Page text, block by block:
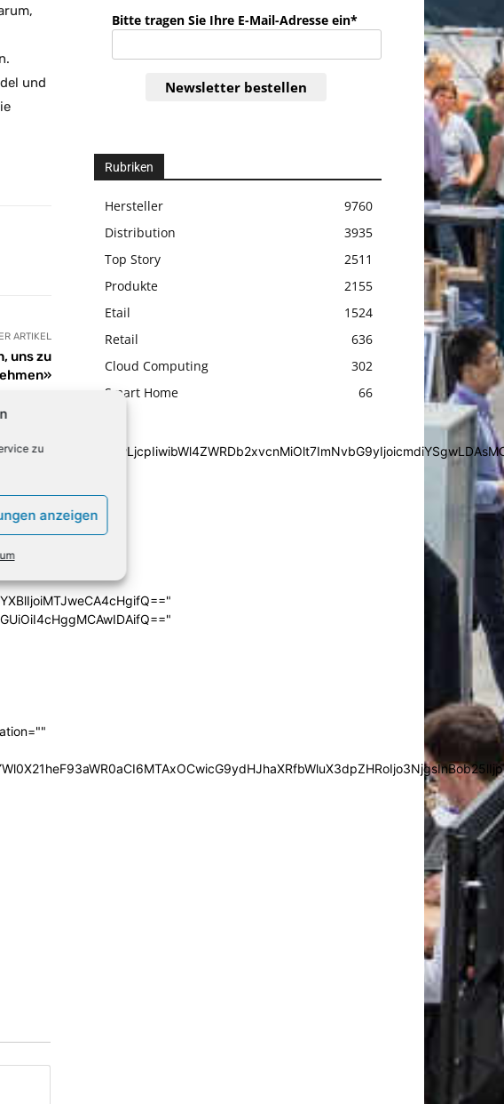
zu
anzeigen
und
ARTIKEL
uns zu
Bitte tragen Sie Ihre E-Mail-Adresse ein*
Newsletter bestellen
Rubriken
Hersteller
9760
Distribution
3935
Top Story
2511
Produkte
2155
Etail
1524
Retail
636
Cloud Computing
302
Smart Home
66